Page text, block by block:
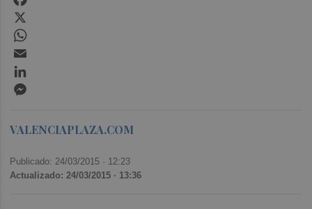
VALENCIAPLAZA.COM
Publicado: 24/03/2015 · 12:23
Actualizado: 24/03/2015 · 13:36